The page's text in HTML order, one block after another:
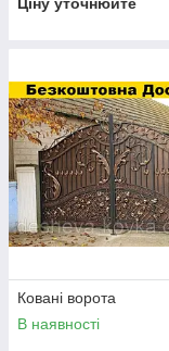
Ковані ворота
В наявності